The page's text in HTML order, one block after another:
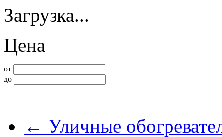
Загрузка...
Цена
от
до
← Уличные